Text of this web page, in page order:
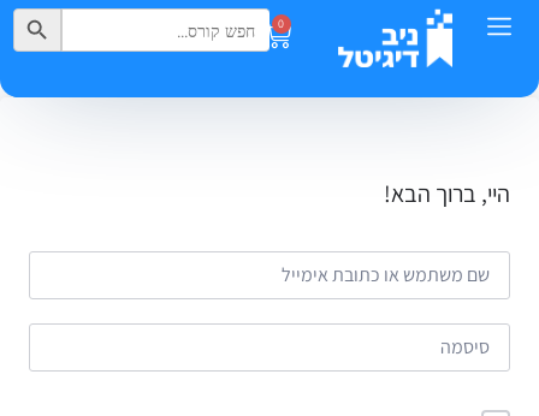
0
Search
for:
Search Button
היי, ברוך הבא!